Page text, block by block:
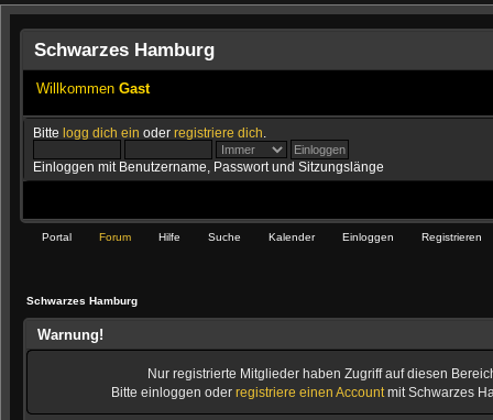
Schwarzes Hamburg
Willkommen Gast
Bittelogg dich ein oderregistriere dich
Einloggen mit Benutzername, Passwort und Sitzungslänge
Portal Forum Hilfe Suche Kalender Einloggen Registrieren
Schwarzes Hamburg
Warnung!
Nur registrierte Mitglieder haben Zugriff auf diesen
Bitte einloggen oder registriere einen Accountmit Schwarzes